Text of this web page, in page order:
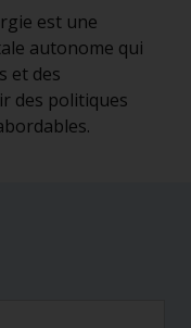
est une
autonome qui
et des
des politiques